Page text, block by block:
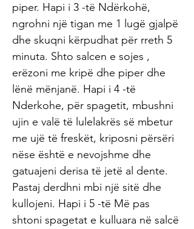
piper. Hapi i 3 -të Ndërkohë,
ngrohni një tigan me 1 lugë gjalpë
dhe skuqni kërpudhat për rreth 5
minuta. Shto salcen e sojes ,
erëzoni me kripë dhe piper dhe
lënë mënjanë. Hapi i 4 -të
Nderkohe, për spagetit, mbushni
ujin e valë të lulelakrës së mbetur
me ujë të freskët, kriposni përsëri
nëse është e nevojshme dhe
gatuajeni derisa të jetë al dente.
Pastaj derdhni mbi një sitë dhe
kullojeni. Hapi i 5 -të Më pas
shtoni spagetat e kulluara në salcë